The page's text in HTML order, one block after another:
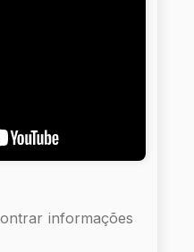
informações